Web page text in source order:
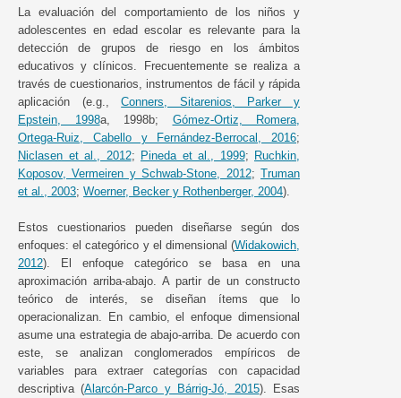
La evaluación del comportamiento de los niños y
adolescentes en edad escolar es relevante para la
detección de grupos de riesgo en los ámbitos
educativos y clínicos. Frecuentemente se realiza a
través de cuestionarios, instrumentos de fácil y rápida
aplicación (e.g.,Conners, Sitarenios, Parker y
Epstein, 1998a, 1998b; Gómez-Ortiz, Romera,
Ortega-Ruiz, Cabello y Fernández-Berrocal, 2016;
Niclasen et al., 2012; Pineda et al., 1999; Ruchkin,
Koposov, Vermeiren y Schwab-Stone, 2012;Truman
et al., 2003; Woerner, Becker y Rothenberger, 2004).
Estos cuestionarios pueden diseñarse según dos
enfoques: el categórico y el dimensional (Widakowich,
2012). El enfoque categórico se basa en una
aproximación arriba-abajo. A partir de un constructo
teórico de interés, se diseñan ítems que lo
operacionalizan. En cambio, el enfoque dimensional
asume una estrategia de abajo-arriba. De acuerdo con
este, se analizan conglomerados empíricos de
variables para extraer categorías con capacidad
descriptiva (Alarcón-Parco y Bárrig-Jó, 2015). Esas